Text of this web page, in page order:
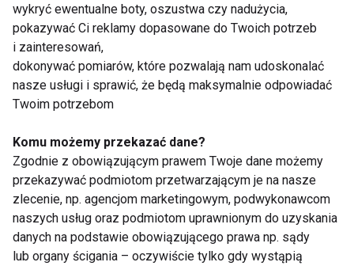
Telefon:
+48 665 626 833 (dni robocze w godz. 9.00 - 16.00)
Strona WWW:
https://witaminyswanson.pl/
Zobacz także:
Magnez a wydolność organizmu.
Dlaczego suplementacja magnezu to
fundament w sporcie?
Dlaczego forma suplementu ma
wykryć ewentualne boty, oszustwa czy nadużycia,
pokazywać Ci reklamy dopasowane do Twoich potrzeb
i zainteresowań,
dokonywać pomiarów, które pozwalają nam udoskonalać
nasze usługi i sprawić, że będą maksymalnie odpowiadać
Twoim potrzebom
Komu możemy przekazać dane?
Zgodnie z obowiązującym prawem Twoje dane możemy
przekazywać podmiotom przetwarzającym je na nasze
zlecenie, np. agencjom marketingowym, podwykonawcom
naszych usług oraz podmiotom uprawnionym do uzyskania
danych na podstawie obowiązującego prawa np. sądy
lub organy ścigania – oczywiście tylko gdy wystąpią